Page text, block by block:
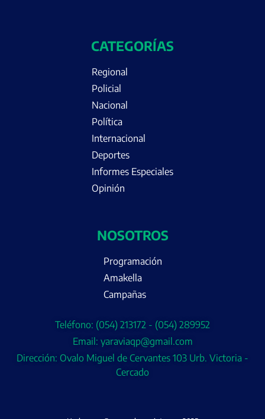
CATEGORÍAS
Regional
Policial
Nacional
Política
Internacional
Deportes
Informes Especiales
Opinión
NOSOTROS
Programación
Amakella
Campañas
Teléfono: (054) 213172 - (054) 289952
Email: yaraviaqp@gmail.com
Dirección: Ovalo Miguel de Cervantes 103 Urb. Victoria -
Cercado